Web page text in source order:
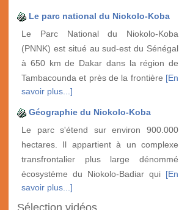
Le parc national du Niokolo-Koba
Le Parc National du Niokolo-Koba
(PNNK) est situé au sud-est du Sénégal
à 650 km de Dakar dans la région de
Tambacounda et près de la frontière [En
savoir plus...]
Géographie du Niokolo-Koba
Le parc s'étend sur environ 900.000
hectares. Il appartient à un complexe
transfrontalier plus large dénommé
écosystème du Niokolo-Badiar qui [En
savoir plus...]
Sélection vidéos